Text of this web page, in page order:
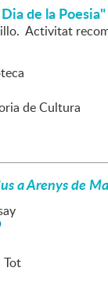
de la Poesia"
Activitat
de Cultura
a Arenys de
Tot